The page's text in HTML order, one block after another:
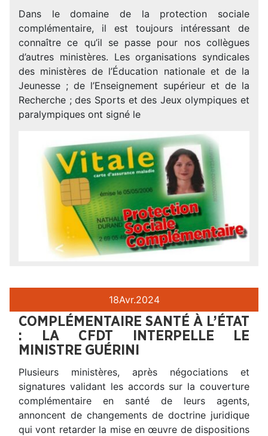
Dans le domaine de la protection sociale
complémentaire, il est toujours intéressant de
connaître ce qu’il se passe pour nos collègues
d’autres ministères. Les organisations syndicales
des ministères de l’Éducation nationale et de la
Jeunesse ; de l’Enseignement supérieur et de la
Recherche ; des Sports et des Jeux olympiques et
paralympiques ont signé le
18Avr.2024
COMPLÉMENTAIRE SANTÉ À L’ÉTAT
: LA CFDT INTERPELLE LE
MINISTRE GUÉRINI
Plusieurs ministères, après négociations et
signatures validant les accords sur la couverture
complémentaire en santé de leurs agents,
annoncent de changements de doctrine juridique
qui vont retarder la mise en œuvre de dispositions